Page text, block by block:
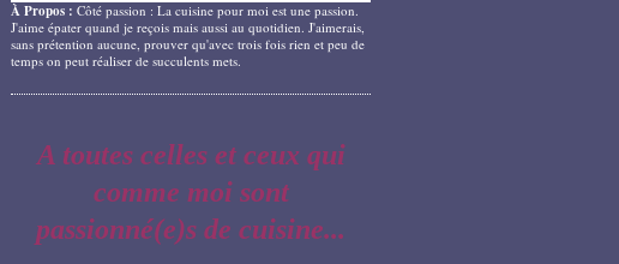
À Propos : Côté passion : La cuisine pour moi est une passion.
J'aime épater quand je reçois mais aussi au quotidien. J'aimerais,
sans prétention aucune, prouver qu'avec trois fois rien et peu de
temps on peut réaliser de succulents mets.
A toutes celles et ceux qui
comme moi sont
passionné(e)s de cuisine...